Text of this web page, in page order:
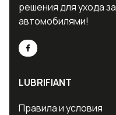
решения для ухода за
автомобилями!
LUBRIFIANT
Правила и условия